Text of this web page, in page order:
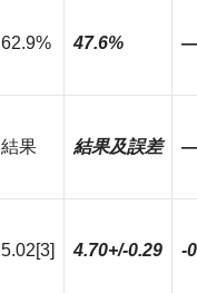
62.9% 47.6%
結果 結果及誤差
5.02[3] 4.70+/-0.29 -